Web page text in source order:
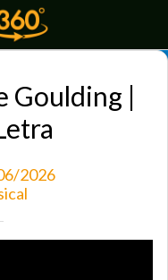
Goulding |
2026